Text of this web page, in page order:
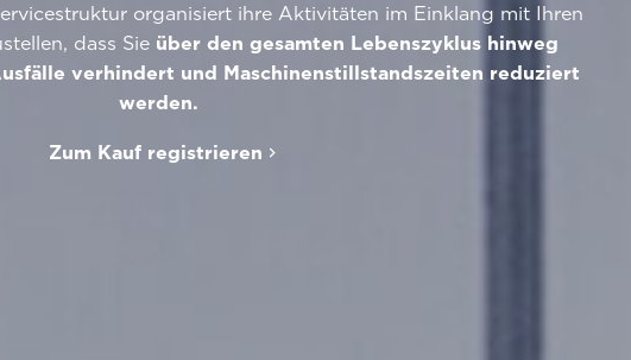
organisiert ihre Aktivitäten im Einklang mit Ihren
dass Sie über den gesamten Lebenszyklus hinweg
verhindert und Maschinenstillstandszeiten reduziert
werden.
Zum Kauf registrieren